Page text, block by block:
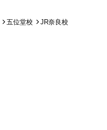
五位堂校
JR奈良校